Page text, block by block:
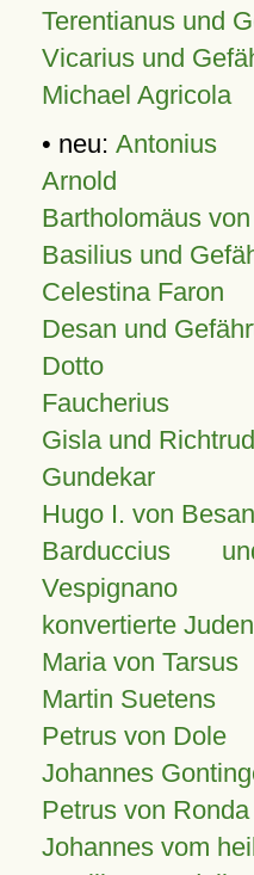
Terentianus und
Vicarius und
Michael Agricola
• neu: Antonius
Arnold
Bartholomäus
Basilius und
Celestina Faron
Desan und
Dotto
Faucherius
Gisla und
Gundekar
Hugo I. von
Barduccius
Vespignano
konvertierte
Maria von Tarsus
Martin Suetens
Petrus von Dole
Johannes
Petrus von Ronda
Johannes vom